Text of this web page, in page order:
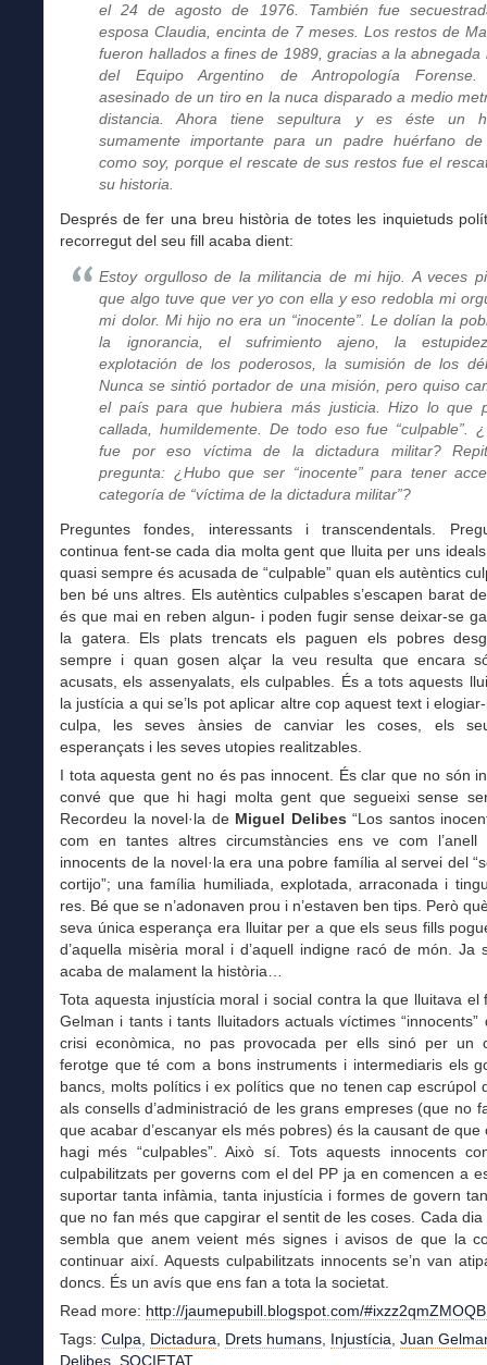
el 24 de agosto de 1976. También fue
esposa Claudia, encinta de 7 meses. Los restos de
fueron hallados a fines de 1989, gracias a la abnegada
del Equipo Argentino de Antropología Forense.
asesinado de un tiro en la nuca disparado a medio
distancia. Ahora tiene sepultura y es éste un
sumamente importante para un padre huérfano
como soy, porque el rescate de sus restos fue el
su historia.
Després de fer una breu història de totes les inquietuds
recorregut del seu fill acaba dient:
Estoy orgulloso de la militancia de mi hijo. A veces
que algo tuve que ver yo con ella y eso redobla mi
mi dolor. Mi hijo no era un “inocente”. Le dolían la
la ignorancia, el sufrimiento ajeno, la
explotación de los poderosos, la sumisión de los
Nunca se sintió portador de una misión, pero quiso
el país para que hubiera más justicia. Hizo lo que
callada, humildemente. De todo eso fue “culpable”.
fue por eso víctima de la dictadura militar?
pregunta: ¿Hubo que ser “inocente” para tener
categoría de “víctima de la dictadura militar”?
Preguntes fondes, interessants i transcendentals.
continua fent-se cada dia molta gent que lluita per uns
quasi sempre és acusada de “culpable” quan els autèntics
ben bé uns altres. Els autèntics culpables s’escapen barat
és que mai en reben algun- i poden fugir sense deixar-se
la gatera. Els plats trencats els paguen els pobres
sempre i quan gosen alçar la veu resulta que encara
acusats, els assenyalats, els culpables. És a tots aquests
la justícia a qui se’ls pot aplicar altre cop aquest text i
culpa, les seves ànsies de canviar les coses, els
esperançats i les seves utopies realitzables.
I tota aquesta gent no és pas innocent. És clar que no són
convé que que hi hagi molta gent que segueixi sense
Recordeu la novel·la de Miguel Delibes “Los santos
com en tantes altres circumstàncies ens ve com
innocents de la novel·la era una pobre família al servei del
cortijo”; una família humiliada, explotada, arraconada i
res. Bé que se n’adonaven prou i n’estaven ben tips. Però
seva única esperança era lluitar per a que els seus fills
d’aquella misèria moral i d’aquell indigne racó de món. Ja
acaba de malament la història…
Tota aquesta injustícia moral i social contra la que lluitava el
Gelman i tants i tants lluitadors actuals víctimes “innocents”
crisi econòmica, no pas provocada per ells sinó per un
ferotge que té com a bons instruments i intermediaris els
bancs, molts polítics i ex polítics que no tenen cap escrúpol
als consells d’administració de les grans empreses (que no
que acabar d’escanyar els més pobres) és la causant de que
hagi més “culpables”. Això sí. Tots aquests innocents
culpabilitzats per governs com el del PP ja en comencen a
suportar tanta infàmia, tanta injustícia i formes de govern
que no fan més que capgirar el sentit de les coses. Cada
sembla que anem veient més signes i avisos de que la
continuar així. Aquests culpabilitzats innocents se’n van
doncs. És un avís que ens fan a tota la societat.
Read more: http://jaumepubill.blogspot.com/
Tags: Culpa Dictadura Drets humans Injustícia Juan
Delibes SOCIETAT